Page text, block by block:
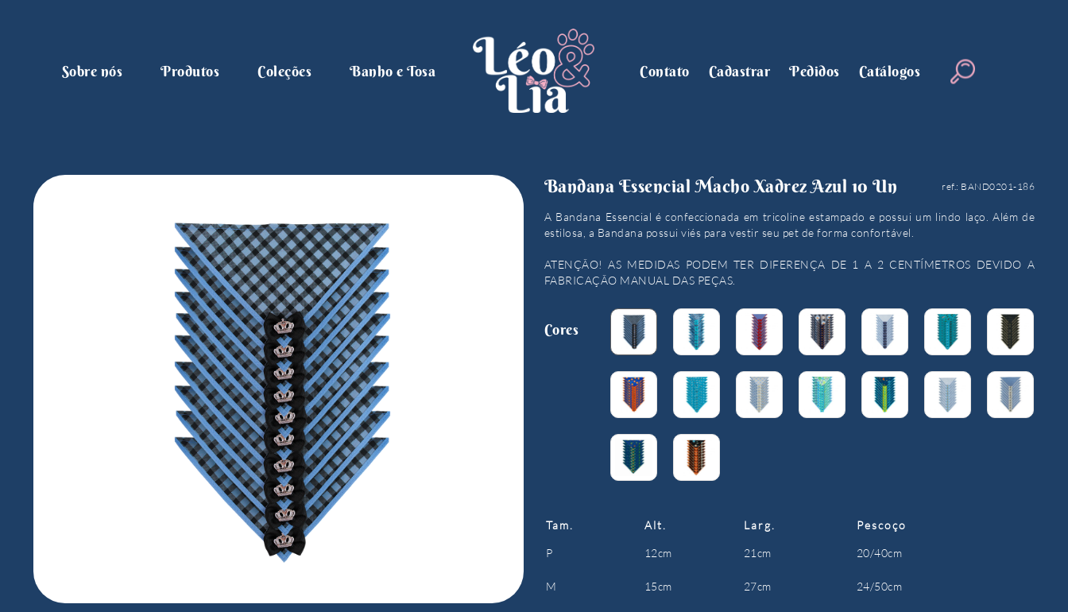
Sobre nós Produtos Coleções Banho e Tosa Contato Cadastrar Pedidos Catálogos
Bandana Essencial Macho Xadrez Azul 10 Un ref.: BAND0201-186
A Bandana Essencial é confeccionada em tricoline estampado e possui um lindo laço. Além de
estilosa, a Bandana possui viés para vestir seu pet de forma confortável.
ATENÇÃO! AS MEDIDAS PODEM TER DIFERENÇA DE 1 A 2 CENTÍMETROS DEVIDO A
FABRICAÇÃO MANUAL DAS PEÇAS.
Cores
Tam. Alt. Larg. Pescoço
P 12cm 21cm 20/40cm
M 15cm 27cm 24/50cm